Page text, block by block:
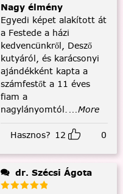
Nagy élmény
Egyedi képet alakított át
a Festede a házi
kedvencünkről, Desző
kutyáról, és karácsonyi
ajándékként kapta a
számfestőt a 11 éves
fiam a
nagylányomtól. ...More
Hasznos? 12 0
dr. Szécsi Ágota